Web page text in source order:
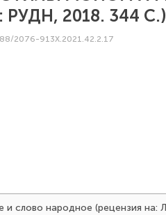
2018. 344 С.)
2076-913X.2021.42.2.17
и слово народное (рецензия на: